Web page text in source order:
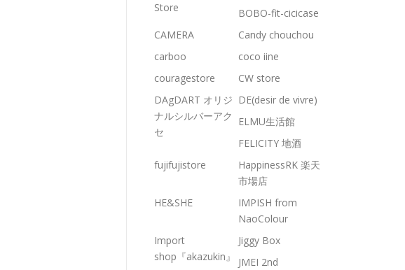
Store
BOBO-fit-cicicase
CAMERA
Candy chouchou
carboo
coco iine
couragestore
CW store
DAgDART オリジ
ナルシルバーアク
セ
DE(desir de vivre)
ELMU生活館
FELICITY 地酒
fujifujistore
HappinessRK 楽天
市場店
HE&SHE
IMPISH from
NaoColour
Import
shop『akazukin』
Jiggy Box
JMEI 2nd